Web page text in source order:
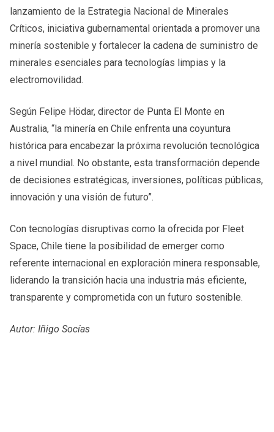
lanzamiento de la Estrategia Nacional de Minerales
Críticos, iniciativa gubernamental orientada a promover una
minería sostenible y fortalecer la cadena de suministro de
minerales esenciales para tecnologías limpias y la
electromovilidad.
Según Felipe Hödar, director de Punta El Monte en
Australia, “la minería en Chile enfrenta una coyuntura
histórica para encabezar la próxima revolución tecnológica
a nivel mundial. No obstante, esta transformación depende
de decisiones estratégicas, inversiones, políticas públicas,
innovación y una visión de futuro”.
Con tecnologías disruptivas como la ofrecida por Fleet
Space, Chile tiene la posibilidad de emerger como
referente internacional en exploración minera responsable,
liderando la transición hacia una industria más eficiente,
transparente y comprometida con un futuro sostenible.
Autor: Iñigo Socías